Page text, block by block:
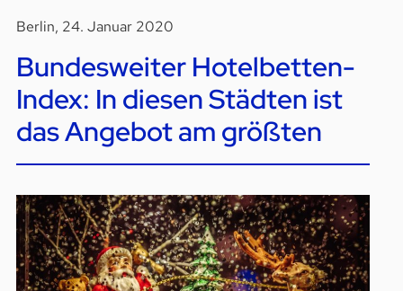
Berlin, 24. Januar 2020
Bundesweiter Hotelbetten-
Index: In diesen Städten ist
das Angebot am größten